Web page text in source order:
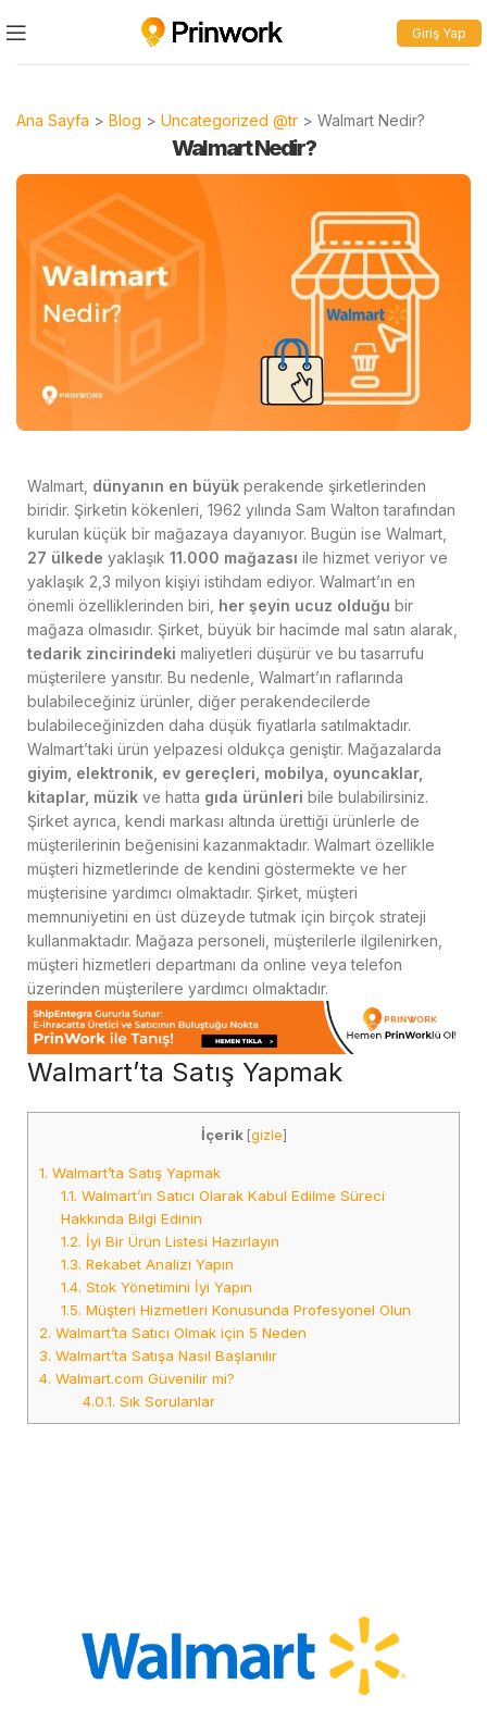
Giriş Yap
Ana Sayfa > Blog > Uncategorized @tr > Walmart Nedir?
Walmart Nedir?
Walmart, dünyanın en büyük perakende şirketlerinden
biridir. Şirketin kökenleri, 1962 yılında Sam Walton tarafından
kurulan küçük bir mağazaya dayanıyor. Bugün ise Walmart,
27 ülkede yaklaşık 11.000 mağazası ile hizmet veriyor ve
yaklaşık 2,3 milyon kişiyi istihdam ediyor. Walmart’ın en
önemli özelliklerinden biri, her şeyin ucuz olduğu bir
mağaza olmasıdır. Şirket, büyük bir hacimde mal satın alarak,
tedarik zincirindeki maliyetleri düşürür ve bu tasarrufu
müşterilere yansıtır. Bu nedenle, Walmart’ın raflarında
bulabileceğiniz ürünler, diğer perakendecilerde
bulabileceğinizden daha düşük fiyatlarla satılmaktadır.
Walmart’taki ürün yelpazesi oldukça geniştir. Mağazalarda
giyim, elektronik, ev gereçleri, mobilya, oyuncaklar,
kitaplar, müzik ve hatta gıda ürünleri bile bulabilirsiniz.
Şirket ayrıca, kendi markası altında ürettiği ürünlerle de
müşterilerinin beğenisini kazanmaktadır. Walmart özellikle
müşteri hizmetlerinde de kendini göstermekte ve her
müşterisine yardımcı olmaktadır. Şirket, müşteri
memnuniyetini en üst düzeyde tutmak için birçok strateji
kullanmaktadır. Mağaza personeli, müşterilerle ilgilenirken,
müşteri hizmetleri departmanı da online veya telefon
üzerinden müşterilere yardımcı olmaktadır.
Walmart’ta Satış Yapmak
İçerik [gizle]
1. Walmart’ta Satış Yapmak
1.1. Walmart’ın Satıcı Olarak Kabul Edilme Süreci
Hakkında Bilgi Edinin
1.2. İyi Bir Ürün Listesi Hazırlayın
1.3. Rekabet Analizi Yapın
1.4. Stok Yönetimini İyi Yapın
1.5. Müşteri Hizmetleri Konusunda Profesyonel Olun
2. Walmart’ta Satıcı Olmak için 5 Neden
3. Walmart’ta Satışa Nasıl Başlanılır
4. Walmart.com Güvenilir mi?
4.0.1. Sık Sorulanlar